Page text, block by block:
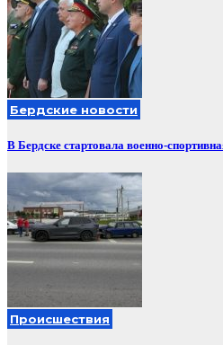
Бердские новости
В Бердске стартовала военно-
Происшествия